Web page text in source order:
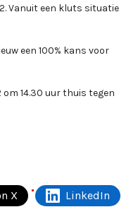
Vanuit een kluts situatie
een 100% kans voor
om 14.30 uur thuis tegen
X LinkedIn